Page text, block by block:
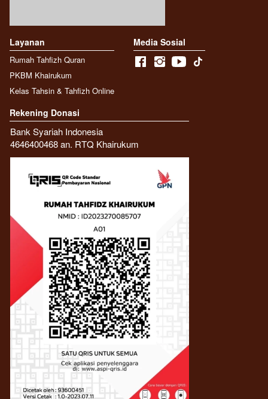
Layanan
Rumah Tahfizh Quran
PKBM Khairukum
Kelas Tahsin & Tahfizh Online
Media Sosial
Rekening Donasi
Bank Syariah Indonesia
4646400468 an. RTQ Khairukum